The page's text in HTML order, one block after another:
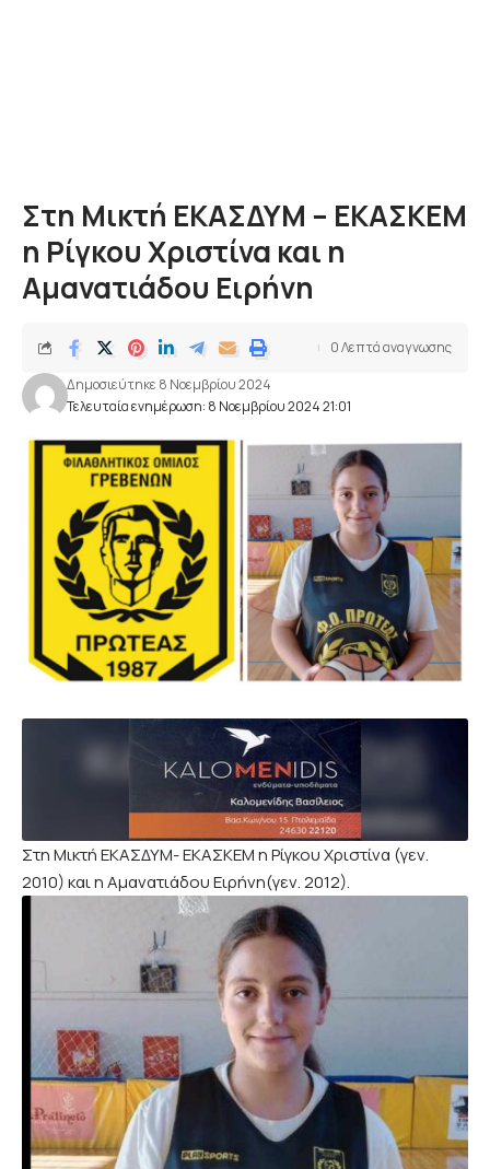
Στη Μικτή ΕΚΑΣΔΥΜ – ΕΚΑΣΚΕΜ
η Ρίγκου Χριστίνα και η
Αμανατιάδου Ειρήνη
Τελευταία ενημέρωση: 8 Νοεμβρίου 2024 21:01
Δημοσιεύτηκε 8 Νοεμβρίου 2024
0 Λεπτά αναγνωσης
Στη Μικτή ΕΚΑΣΔΥΜ- ΕΚΑΣΚΕΜ η Ρίγκου Χριστίνα (γεν.
2010) και η Αμανατιάδου Ειρήνη(γεν. 2012).